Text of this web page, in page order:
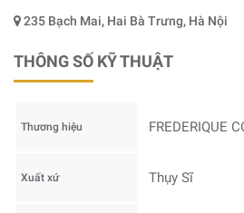
235 Bạch Mai, Hai Bà Trưng, Hà Nội
THÔNG SỐ KỸ THUẬT
Thương hiệu FREDERIQUE
Xuất xứ Thụy Sĩ